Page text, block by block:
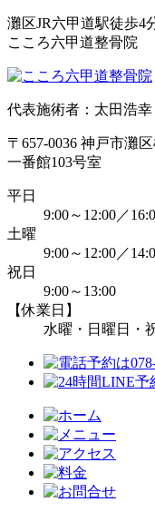
灘区JR六甲道駅徒歩4
こころ六甲道整骨院
代表施術者：太田浩幸
〒657-0036 神戸市灘
一番館103号室
平日
9:00～12:00／
土曜
9:00～12:00／
祝日
9:00～13:00
【休業日】
水曜・日曜日・